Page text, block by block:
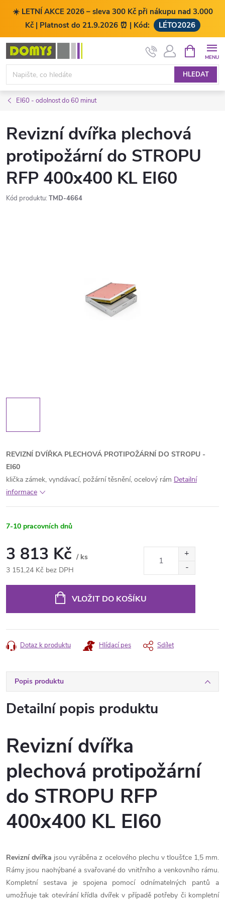
☀️ LETNÍ AKCE 2026 – sleva 300 Kč při nákupu nad 3.000
Kč | Platnost do 21.9.2026 ⏰ | Kód:
LÉTO2026
Přejít
obsah
HLEDAT
NÁKUPNÍ
KOŠÍK
EI60 - odolnost do 60 minut
Revizní dvířka plechová
protipožární do STROPU
RFP 400x400 KL EI60
Kód produktu: TMD-4664
REVIZNÍ DVÍŘKA PLECHOVÁ PROTIPOŽÁRNÍ DO STROPU -
EI60
klička zámek, vyndávací, požární těsnění, ocelový rám Detailní
informace
7-10 pracovních dnů
3 813 Kč / ks
3 151,24 Kč bez DPH
VLOŽIT DO KOŠÍKU
Dotaz k produktu Hlídací pes Sdílet
Popis produktu
Detailní popis produktu
Revizní dvířka
plechová protipožární
do STROPU RFP
400x400 KL EI60
Revizní dvířka jsou vyráběna z ocelového plechu v tloušťce 1,5 mm.
Rámy jsou naohýbané a svařované do vnitřního a venkovního rámu.
Kompletní sestava je spojena pomocí odnímatelných pantů a
umožňuje tak otevírání křídla dvířek v případě potřeby či kompletní